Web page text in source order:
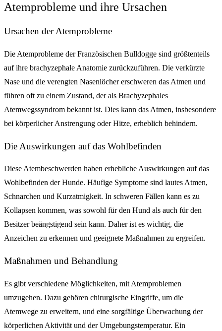
Atemprobleme und ihre Ursachen
Ursachen der Atemprobleme
Die Atemprobleme der Französischen Bulldogge sind größtenteils
auf ihre brachyzephale Anatomie zurückzuführen. Die verkürzte
Nase und die verengten Nasenlöcher erschweren das Atmen und
führen oft zu einem Zustand, der als Brachyzephales
Atemwegssyndrom bekannt ist. Dies kann das Atmen, insbesondere
bei körperlicher Anstrengung oder Hitze, erheblich behindern.
Die Auswirkungen auf das Wohlbefinden
Diese Atembeschwerden haben erhebliche Auswirkungen auf das
Wohlbefinden der Hunde. Häufige Symptome sind lautes Atmen,
Schnarchen und Kurzatmigkeit. In schweren Fällen kann es zu
Kollapsen kommen, was sowohl für den Hund als auch für den
Besitzer beängstigend sein kann. Daher ist es wichtig, die
Anzeichen zu erkennen und geeignete Maßnahmen zu ergreifen.
Maßnahmen und Behandlung
Es gibt verschiedene Möglichkeiten, mit Atemproblemen
umzugehen. Dazu gehören chirurgische Eingriffe, um die
Atemwege zu erweitern, und eine sorgfältige Überwachung der
körperlichen Aktivität und der Umgebungstemperatur. Ein